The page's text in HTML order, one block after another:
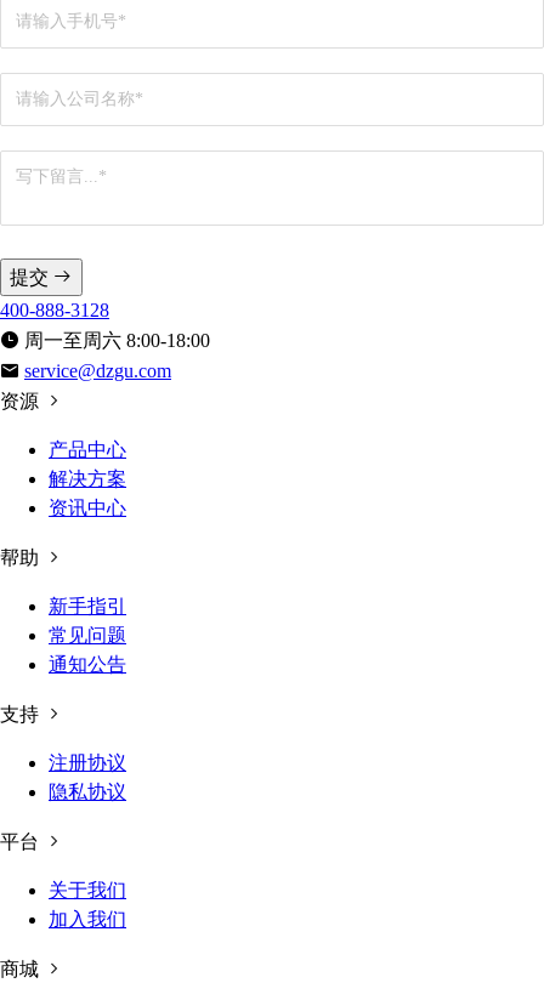
提交
400-888-3128
周一至周六 8:00-18:00
service@dzgu.com
资源
产品中心
解决方案
资讯中心
帮助
新手指引
常见问题
通知公告
支持
注册协议
隐私协议
平台
关于我们
加入我们
商城